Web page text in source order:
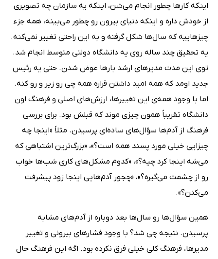
اینکه کارها چطور انجام می‌شن، اینکه یه سازمان چه تصویری
از خودش داره و اینکه دنیای بیرون رو چطور می‌بینه، همه جزء
چیزهاییه که سال‌ها شکل گرفته و به این راحتی تغییر نمی‌کنه.
یه تحقیق چند ساله روی یه دانشگاه دولتی متوسط انجام شد.
توی این مدت مدیرهای ارشد بارها عوض شدن. حتی یه رئیس
جدید اومد که همه امید داشتن قراره همه چی رو زیر و رو کنه.
اما با وجود همه‌ی این تغییرها، ارزش‌های اصلی و فرهنگ اون
دانشگاه تقریباً همون چیزی موند که قبلش بود. برای بررسی
فرهنگ از آدم‌ها سؤال‌های ساده‌ای پرسیدن. مثلاً «اینجا چه
چیزایی خیلی مورد پسند همه است؟»، «بزرگ‌ترین اشتباهی که
می‌شه اینجا کرد چیه؟»، «کدوم مشکل‌های کاری شب‌ها خواب
رو از چشمت می‌گیره؟»، «چجور آدم‌هایی اینجا زود پیشرفت
می‌کنن؟».
همین سؤال‌ها رو سال‌ها بعد دوباره از آدم‌های مشابه
پرسیدن. نتیجه چی شد؟ با وجود فشارهای بیرونی و تغییر
مدیرها، فرهنگ کلی خیلی فرق نکرده بود. اگه این فرهنگ حال